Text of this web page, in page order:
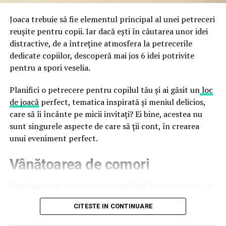
false până la tentative de furt al datelor personale și
financiare. Instituția recomandă verificarea atentă a
sursei mesajelor și raportarea incidentelor la numărul
unic 1911.
Campaniile identificate în ultimele săptămâni folosesc
false de streaming, coduri QR malițioase și mesaje care
promit bilete, rambursări, premii sau acces gratuit la
meciuri. FBI a emis în luna mai un avertisment privind
site-urile care clonează platforma oficială prin
modificări minore ale denumirii domeniului, precum
a colecta date personale și bancare.
de cercetătorii în securitate, ar opera peste 300 de
pagini de phishing care reproduc ecranul de
Joaca trebuie să fie elementul principal al unei petreceri
reușite pentru copii. Iar dacă ești în căutarea unor idei
distractive, de a întreține atmosfera la petrecerile
dedicate copiilor, descoperă mai jos 6 idei potrivite
pentru a spori veselia.
Planifici o petrecere pentru copilul tău și ai găsit unloc
de joacăperfect, tematica inspirată și meniul delicios,
care să îi încânte pe micii invitați? Ei bine, acestea nu
sunt singurele aspecte de care să ții cont, în crearea
unui eveniment perfect.
Vânătoarea de comori
pentru copii este una dintre cele mai distractive
activități. Tot ce trebuie să faci este să ascunzi câteva
CITESTE IN CONTINUARE